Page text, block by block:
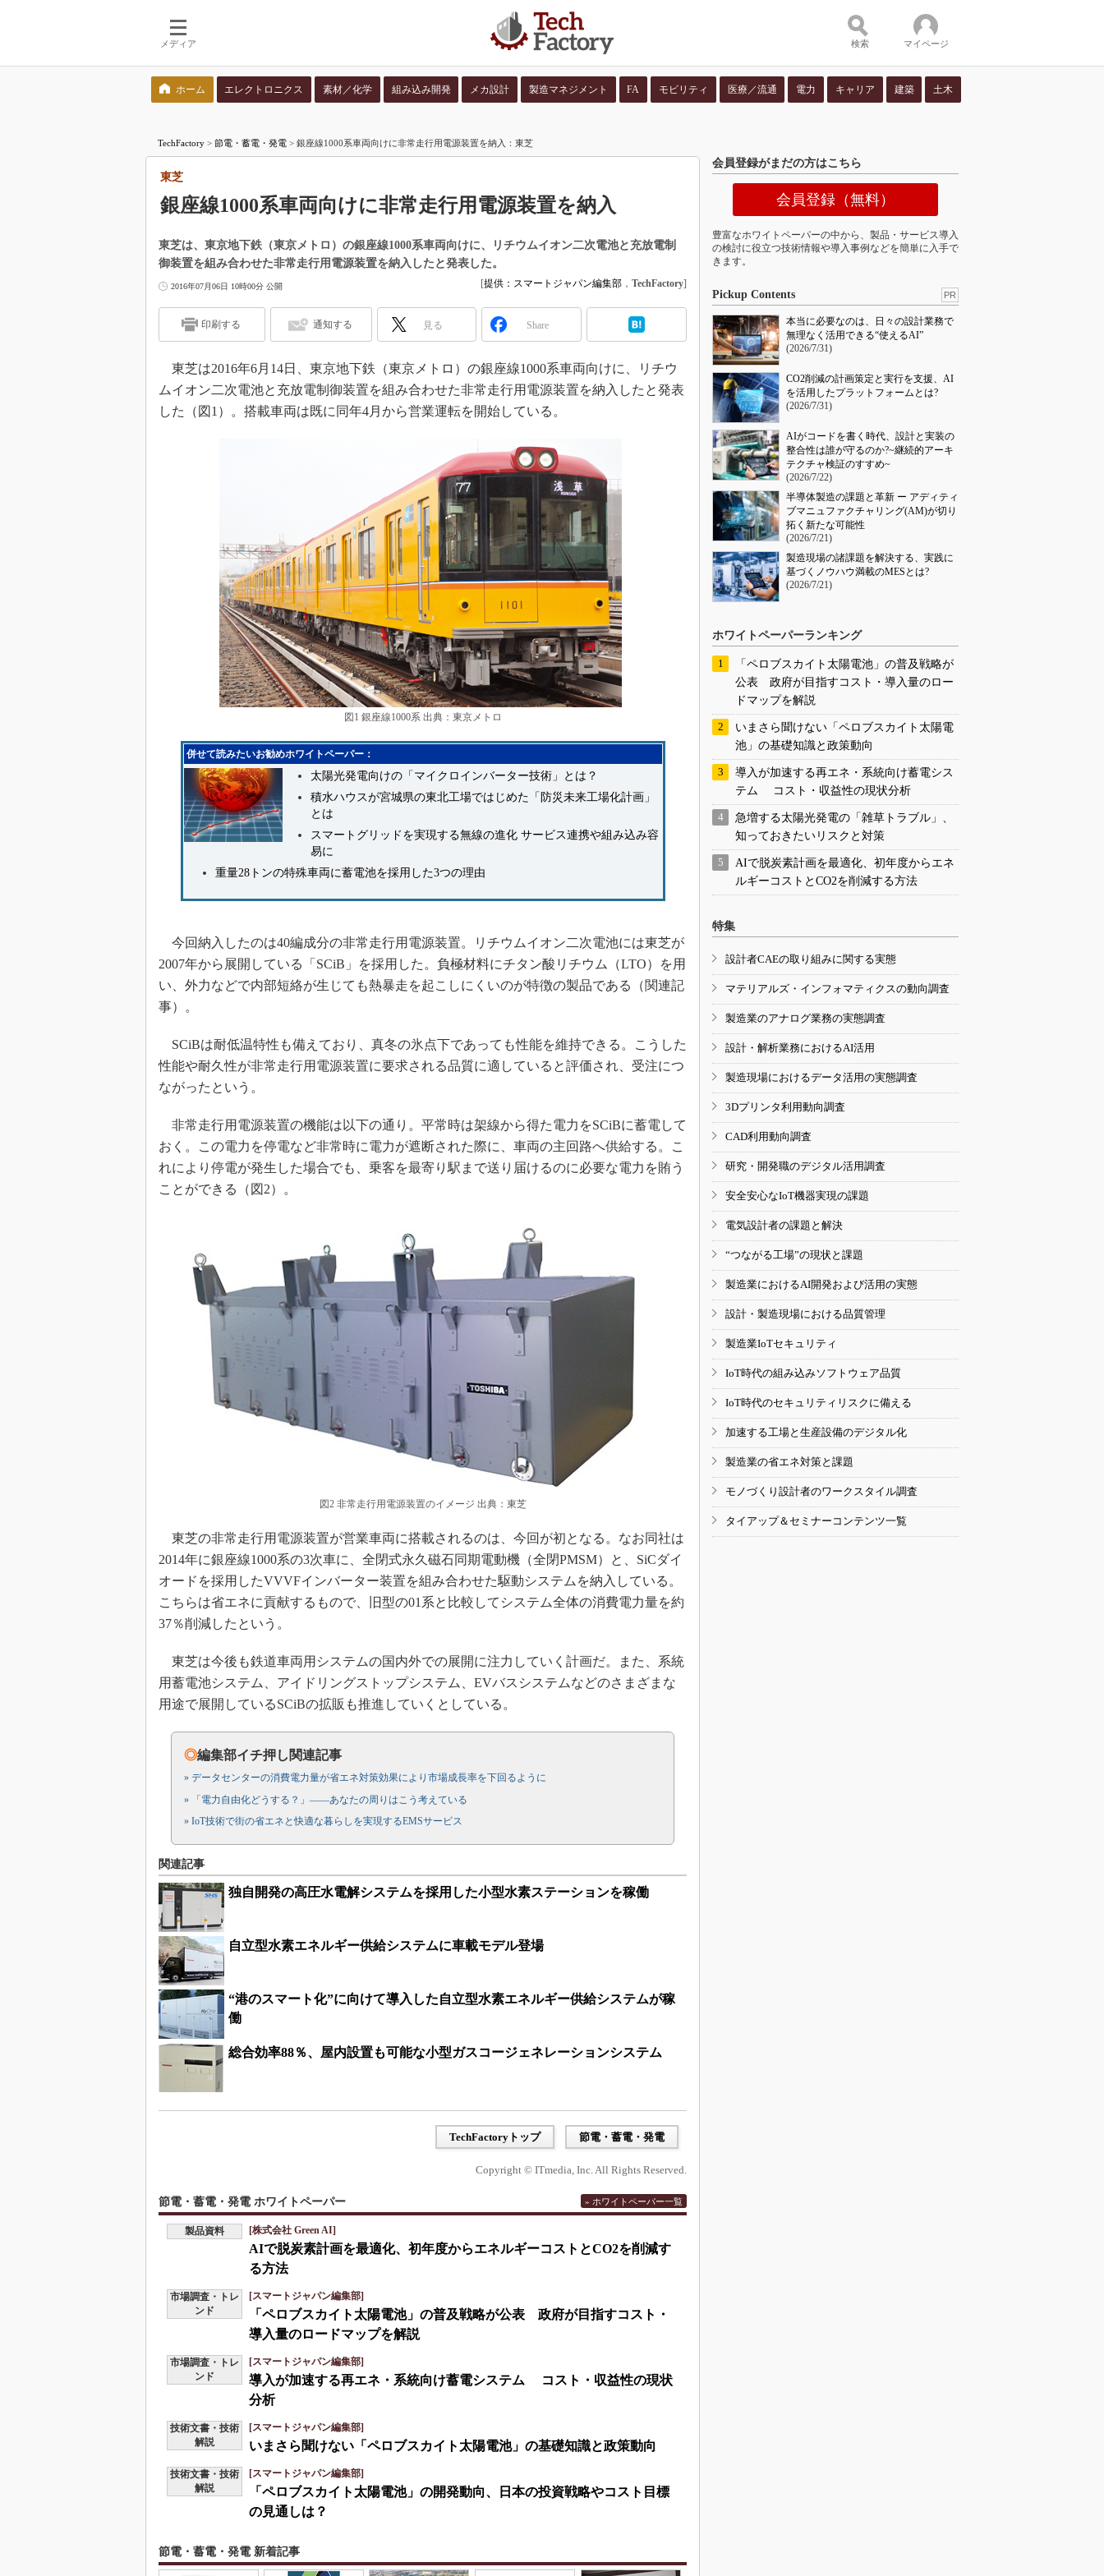
メディア 検索 マイページ
ホーム エレクトロニクス 素材／化学 組み込み開発 メカ設計 製造マネジメント FA モビリティ 医療／流通 電力 キャリア 建築 土木
TechFactory > 節電・蓄電・発電 > 銀座線1000系車両向けに非常走行用電源装置を納入：東芝
銀座線1000系車両向けに非常走行用電源装置を納入
東芝
東芝は、東京地下鉄（東京メトロ）の銀座線1000系車両向けに、リチウムイオン二次電池と充放電制
御装置を組み合わせた非常走行用電源装置を納入したと発表した。
2016年07月06日 10時00分 公開 [提供：スマートジャパン編集部 ， TechFactory]
印刷する 通知する 見る Share
東芝は2016年6月14日、東京地下鉄（東京メトロ）の銀座線1000系車両向けに、リチウ
ムイオン二次電池と充放電制御装置を組み合わせた非常走行用電源装置を納入したと発表
した（図1）。搭載車両は既に同年4月から営業運転を開始している。
図1 銀座線1000系 出典：東京メトロ
併せて読みたいお勧めホワイトペーパー：
太陽光発電向けの「マイクロインバーター技術」とは？
積水ハウスが宮城県の東北工場ではじめた「防災未来工場化計画」
とは
スマートグリッドを実現する無線の進化 サービス連携や組み込み容
易に
重量28トンの特殊車両に蓄電池を採用した3つの理由
今回納入したのは40編成分の非常走行用電源装置。リチウムイオン二次電池には東芝が
2007年から展開している「SCiB」を採用した。負極材料にチタン酸リチウム（LTO）を用
い、外力などで内部短絡が生じても熱暴走を起こしにくいのが特徴の製品である（関連記
事）。
SCiBは耐低温特性も備えており、真冬の氷点下であっても性能を維持できる。こうした
性能や耐久性が非常走行用電源装置に要求される品質に適していると評価され、受注につ
ながったという。
非常走行用電源装置の機能は以下の通り。平常時は架線から得た電力をSCiBに蓄電して
おく。この電力を停電など非常時に電力が遮断された際に、車両の主回路へ供給する。こ
れにより停電が発生した場合でも、乗客を最寄り駅まで送り届けるのに必要な電力を賄う
ことができる（図2）。
図2 非常走行用電源装置のイメージ 出典：東芝
東芝の非常走行用電源装置が営業車両に搭載されるのは、今回が初となる。なお同社は
2014年に銀座線1000系の3次車に、全閉式永久磁石同期電動機（全閉PMSM）と、SiCダイ
オードを採用したVVVFインバーター装置を組み合わせた駆動システムを納入している。
こちらは省エネに貢献するもので、旧型の01系と比較してシステム全体の消費電力量を約
37％削減したという。
東芝は今後も鉄道車両用システムの国内外での展開に注力していく計画だ。また、系統
用蓄電池システム、アイドリングストップシステム、EVバスシステムなどのさまざまな
用途で展開しているSCiBの拡販も推進していくとしている。
◎編集部イチ押し関連記事
» データセンターの消費電力量が省エネ対策効果により市場成長率を下回るように
» 「電力自由化どうする？」――あなたの周りはこう考えている
» IoT技術で街の省エネと快適な暮らしを実現するEMSサービス
関連記事
独自開発の高圧水電解システムを採用した小型水素ステーションを稼働
自立型水素エネルギー供給システムに車載モデル登場
“港のスマート化”に向けて導入した自立型水素エネルギー供給システムが稼
働
総合効率88％、屋内設置も可能な小型ガスコージェネレーションシステム
TechFactoryトップ 節電・蓄電・発電
Copyright © ITmedia, Inc. All Rights Reserved.
節電・蓄電・発電 ホワイトペーパー » ホワイトペーパー一覧
製品資料 [株式会社 Green AI]
AIで脱炭素計画を最適化、初年度からエネルギーコストとCO2を削減す
る方法
市場調査・トレ
ンド
[スマートジャパン編集部]
「ペロブスカイト太陽電池」の普及戦略が公表 政府が目指すコスト・
導入量のロードマップを解説
市場調査・トレ
ンド
[スマートジャパン編集部]
導入が加速する再エネ・系統向け蓄電システム コスト・収益性の現状
分析
技術文書・技術
解説
[スマートジャパン編集部]
いまさら聞けない「ペロブスカイト太陽電池」の基礎知識と政策動向
技術文書・技術
解説
[スマートジャパン編集部]
「ペロブスカイト太陽電池」の開発動向、日本の投資戦略やコスト目標
の見通しは？
節電・蓄電・発電 新着記事
会員登録がまだの方はこちら
会員登録（無料）
豊富なホワイトペーパーの中から、製品・サービス導入
の検討に役立つ技術情報や導入事例などを簡単に入手で
きます。
Pickup Contents PR
本当に必要なのは、日々の設計業務で
無理なく活用できる“使えるAI”
(2026/7/31)
CO2削減の計画策定と実行を支援、AI
を活用したプラットフォームとは?
(2026/7/31)
AIがコードを書く時代、設計と実装の
整合性は誰が守るのか?~継続的アーキ
テクチャ検証のすすめ~
(2026/7/22)
半導体製造の課題と革新 ー アディティ
ブマニュファクチャリング(AM)が切り
拓く新たな可能性
(2026/7/21)
製造現場の諸課題を解決する、実践に
基づくノウハウ満載のMESとは?
(2026/7/21)
ホワイトペーパーランキング
「ペロブスカイト太陽電池」の普及戦略が
公表 政府が目指すコスト・導入量のロー
ドマップを解説
いまさら聞けない「ペロブスカイト太陽電
池」の基礎知識と政策動向
導入が加速する再エネ・系統向け蓄電シス
テム コスト・収益性の現状分析
急増する太陽光発電の「雑草トラブル」、
知っておきたいリスクと対策
AIで脱炭素計画を最適化、初年度からエネ
ルギーコストとCO2を削減する方法
特集
設計者CAEの取り組みに関する実態
マテリアルズ・インフォマティクスの動向調査
製造業のアナログ業務の実態調査
設計・解析業務におけるAI活用
製造現場におけるデータ活用の実態調査
3Dプリンタ利用動向調査
CAD利用動向調査
研究・開発職のデジタル活用調査
安全安心なIoT機器実現の課題
電気設計者の課題と解決
“つながる工場”の現状と課題
製造業におけるAI開発および活用の実態
設計・製造現場における品質管理
製造業IoTセキュリティ
IoT時代の組み込みソフトウェア品質
IoT時代のセキュリティリスクに備える
加速する工場と生産設備のデジタル化
製造業の省エネ対策と課題
モノづくり設計者のワークスタイル調査
タイアップ＆セミナーコンテンツ一覧